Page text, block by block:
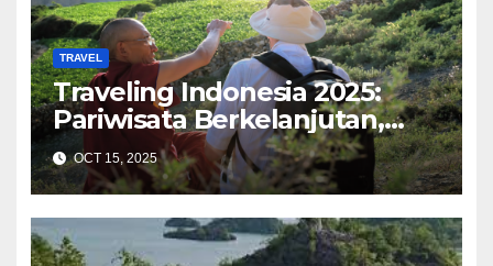
TRAVEL
Traveling Indonesia 2025:
Pariwisata Berkelanjutan,
Smart Tourism, dan
Kolaborasi Komunitas Lokal
OCT 15, 2025